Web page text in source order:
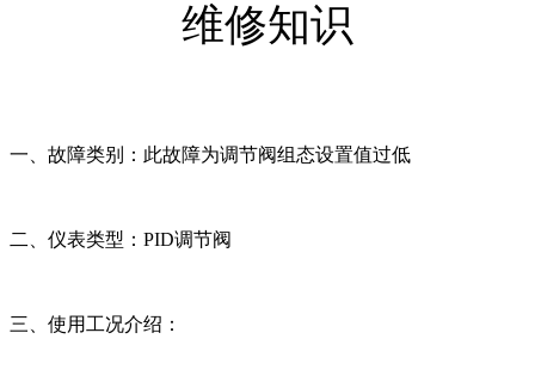
维修知识
一、故障类别：此故障为调节阀组态设置值过低
二、仪表类型：PID调节阀
三、使用工况介绍：